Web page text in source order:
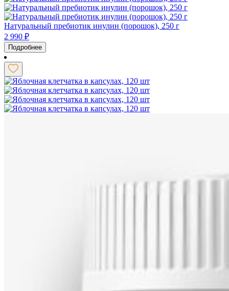
Натуральный пребиотик инулин (порошок), 250 г
2 990 ₽
Подробнее